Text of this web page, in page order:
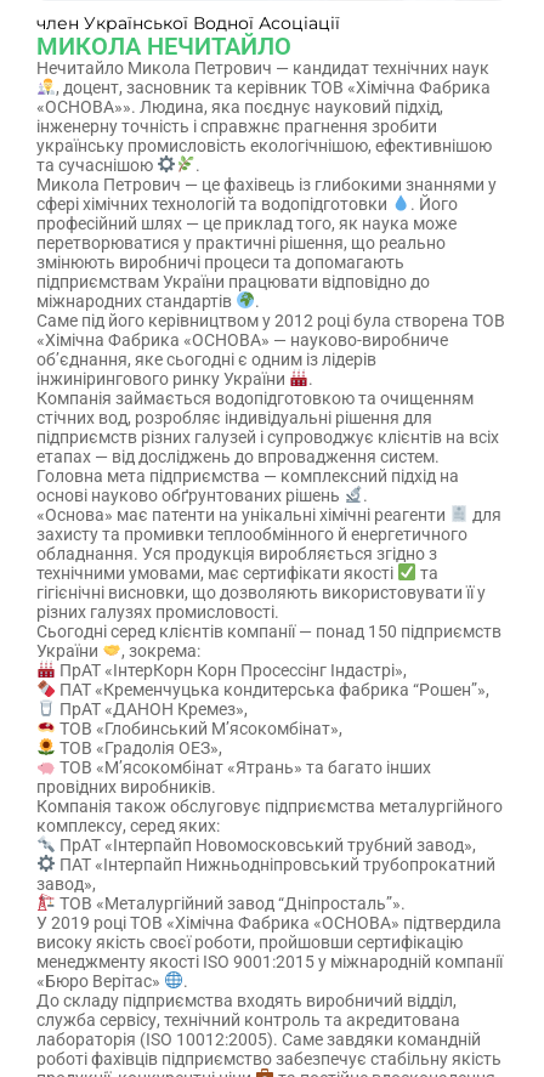
член Української Водної Асоціації
МИКОЛА НЕЧИТАЙЛО
Нечитайло Микола Петрович — кандидат технічних наук
, доцент, засновник та керівник ТОВ «Хімічна Фабрика
«ОСНОВА»». Людина, яка поєднує науковий підхід,
інженерну точність і справжнє прагнення зробити
українську промисловість екологічнішою, ефективнішою
та сучаснішою
.
Микола Петрович — це фахівець із глибокими знаннями у
сфері хімічних технологій та водопідготовки
. Його
професійний шлях — це приклад того, як наука може
перетворюватися у практичні рішення, що реально
змінюють виробничі процеси та допомагають
підприємствам України працювати відповідно до
міжнародних стандартів
.
Саме під його керівництвом у 2012 році була створена ТОВ
«Хімічна Фабрика «ОСНОВА» — науково-виробниче
об’єднання, яке сьогодні є одним із лідерів
інжинірингового ринку України
.
Компанія займається водопідготовкою та очищенням
стічних вод, розробляє індивідуальні рішення для
підприємств різних галузей і супроводжує клієнтів на всіх
етапах — від досліджень до впровадження систем.
Головна мета підприємства — комплексний підхід на
основі науково обґрунтованих рішень
.
«Основа» має патенти на унікальні хімічні реагенти
для
захисту та промивки теплообмінного й енергетичного
обладнання. Уся продукція виробляється згідно з
технічними умовами, має сертифікати якості
та
гігієнічні висновки, що дозволяють використовувати її у
різних галузях промисловості.
Сьогодні серед клієнтів компанії — понад 150 підприємств
України
, зокрема:
ПрАТ «ІнтерКорн Корн Просессінг Індастрі»,
ПАТ «Кременчуцька кондитерська фабрика “Рошен”»,
ПрАТ «ДАНОН Кремез»,
ТОВ «Глобинський М’ясокомбінат»,
ТОВ «Градолія ОЕЗ»,
ТОВ «М’ясокомбінат «Ятрань» та багато інших
провідних виробників.
Компанія також обслуговує підприємства металургійного
комплексу, серед яких:
ПрАТ «Інтерпайп Новомосковський трубний завод»,
ПАТ «Інтерпайп Нижньодніпровський трубопрокатний
завод»,
ТОВ «Металургійний завод “Дніпросталь”».
У 2019 році ТОВ «Хімічна Фабрика «ОСНОВА» підтвердила
високу якість своєї роботи, пройшовши сертифікацію
менеджменту якості ISO 9001:2015 у міжнародній компанії
«Бюро Верітас»
.
До складу підприємства входять виробничий відділ,
служба сервісу, технічний контроль та акредитована
лабораторія (ISO 10012:2005). Саме завдяки командній
роботі фахівців підприємство забезпечує стабільну якість